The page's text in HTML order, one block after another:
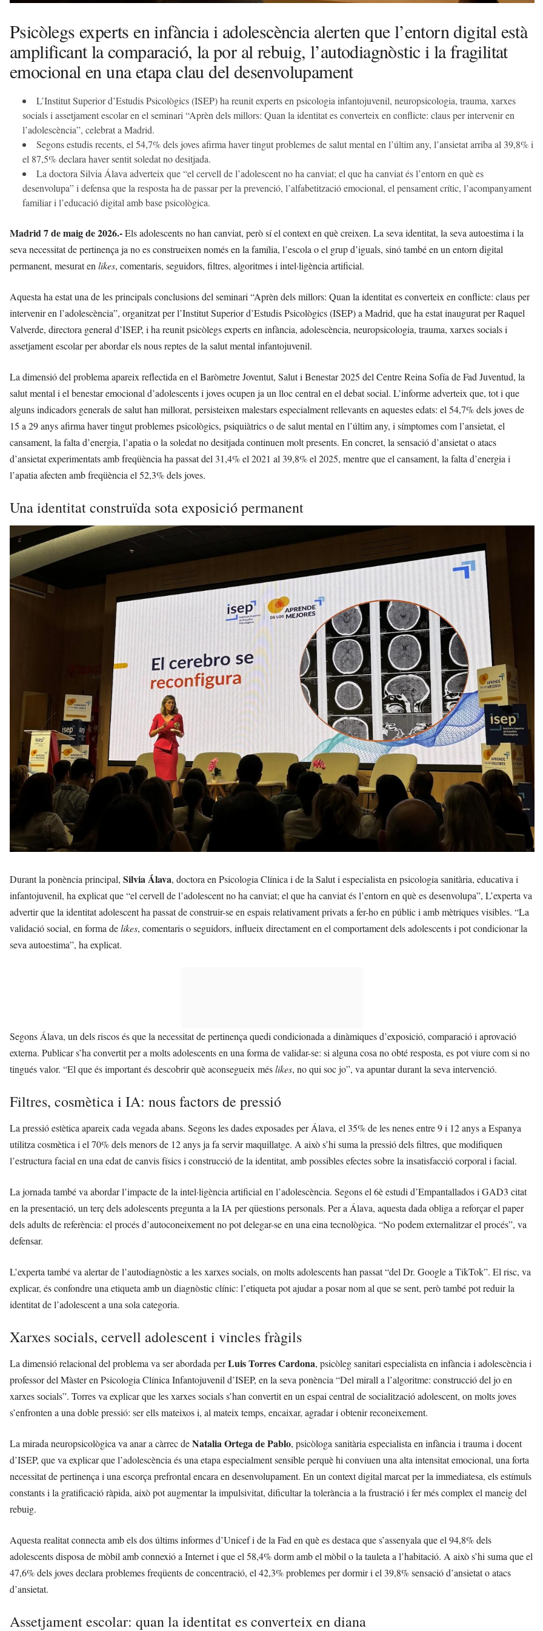
Psicòlegs experts en infància i adolescència alerten que l’entorn digital està
amplificant la comparació, la por al rebuig, l’autodiagnòstic i la fragilitat
emocional en una etapa clau del desenvolupament
L’Institut Superior d’Estudis Psicològics (ISEP) ha reunit experts en psicologia infantojuvenil, neuropsicologia, trauma, xarxes
socials i assetjament escolar en el seminari “Aprèn dels millors: Quan la identitat es converteix en conflicte: claus per intervenir en
l’adolescència”, celebrat a Madrid.
Segons estudis recents, el 54,7% dels joves afirma haver tingut problemes de salut mental en l’últim any, l’ansietat arriba al 39,8% i
el 87,5% declara haver sentit soledat no desitjada.
La doctora Silvia Álava adverteix que “el cervell de l’adolescent no ha canviat; el que ha canviat és l’entorn en què es
desenvolupa” i defensa que la resposta ha de passar per la prevenció, l’alfabetització emocional, el pensament crític, l’acompanyament
familiar i l’educació digital amb base psicològica.
Madrid 7 de maig de 2026.-Els adolescents no han canviat, però sí el context en què creixen. La seva identitat, la seva autoestima i la
seva necessitat de pertinença ja no es construeixen només en la família, l’escola o el grup d’iguals, sinó també en un entorn digital
permanent, mesurat enlikes, comentaris, seguidors, filtres, algoritmes i intel·ligència artificial.
Aquesta ha estat una de les principals conclusions del seminari “Aprèn dels millors: Quan la identitat es converteix en conflicte: claus per
intervenir en l’adolescència”, organitzat per l’Institut Superior d’Estudis Psicològics (ISEP) a Madrid, que ha estat inaugurat per Raquel
Valverde, directora general d’ISEP, i ha reunit psicòlegs experts en infància, adolescència, neuropsicologia, trauma, xarxes socials i
assetjament escolar per abordar els nous reptes de la salut mental infantojuvenil.
La dimensió del problema apareix reflectida en el Baròmetre Joventut, Salut i Benestar 2025 del Centre Reina Sofía de Fad Juventud, la
salut mental i el benestar emocional d’adolescents i joves ocupen ja un lloc central en el debat social. L’informe adverteix que, tot i que
alguns indicadors generals de salut han millorat, persisteixen malestars especialment rellevants en aquestes edats: el 54,7% dels joves de
15 a 29 anys afirma haver tingut problemes psicològics, psiquiàtrics o de salut mental en l’últim any, i símptomes com l’ansietat, el
cansament, la falta d’energia, l’apatia o la soledat no desitjada continuen molt presents. En concret, la sensació d’ansietat o atacs
d’ansietat experimentats amb freqüència ha passat del 31,4% el 2021 al 39,8% el 2025, mentre que el cansament, la falta d’energia i
l’apatia afecten amb freqüència el 52,3% dels joves.
Una identitat construïda sota exposició permanent
Durant la ponència principal, Silvia Álava, doctora en Psicologia Clínica i de la Salut i especialista en psicologia sanitària, educativa i
infantojuvenil, ha explicat que “el cervell de l’adolescent no ha canviat; el que ha canviat és l’entorn en què es desenvolupa”, L’experta va
advertir que la identitat adolescent ha passat de construir-se en espais relativament privats a fer-ho en públic i amb mètriques visibles. “La
validació social, en forma delikes, comentaris o seguidors, influeix directament en el comportament dels adolescents i pot condicionar la
seva autoestima”, ha explicat.
Segons Álava, un dels riscos és que la necessitat de pertinença quedi condicionada a dinàmiques d’exposició, comparació i aprovació
externa. Publicar s’ha convertit per a molts adolescents en una forma de validar-se: si alguna cosa no obté resposta, es pot viure com si no
tingués valor. “El que és important és descobrir què aconsegueix méslikes, no qui soc jo”, va apuntar durant la seva intervenció.
Filtres, cosmètica i IA: nous factors de pressió
La pressió estètica apareix cada vegada abans. Segons les dades exposades per Álava, el 35% de les nenes entre 9 i 12 anys a Espanya
utilitza cosmètica i el 70% dels menors de 12 anys ja fa servir maquillatge. A això s’hi suma la pressió dels filtres, que modifiquen
l’estructura facial en una edat de canvis físics i construcció de la identitat, amb possibles efectes sobre la insatisfacció corporal i facial.
La jornada també va abordar l’impacte de la intel·ligència artificial en l’adolescència. Segons el 6è estudi d’Empantallados i GAD3 citat
en la presentació, un terç dels adolescents pregunta a la IA per qüestions personals. Per a Álava, aquesta dada obliga a reforçar el paper
dels adults de referència: el procés d’autoconeixement no pot delegar-se en una eina tecnològica. “No podem externalitzar el procés”, va
defensar.
L’experta també va alertar de l’autodiagnòstic a les xarxes socials, on molts adolescents han passat “del Dr. Google a TikTok”. El risc, va
explicar, és confondre una etiqueta amb un diagnòstic clínic: l’etiqueta pot ajudar a posar nom al que se sent, però també pot reduir la
identitat de l’adolescent a una sola categoria.
Xarxes socials, cervell adolescent i vincles fràgils
La dimensió relacional del problema va ser abordada perLuis Torres Cardona, psicòleg sanitari especialista en infància i adolescència i
professor del Màster en Psicologia Clínica Infantojuvenil d’ISEP, en la seva ponència “Del mirall a l’algoritme: construcció del jo en
xarxes socials”. Torres va explicar que les xarxes socials s’han convertit en un espai central de socialització adolescent, on molts joves
s’enfronten a una doble pressió: ser ells mateixos i, al mateix temps, encaixar, agradar i obtenir reconeixement.
La mirada neuropsicològica va anar a càrrec deNatalia Ortega de Pablo, psicòloga sanitària especialista en infància i trauma i docent
d’ISEP, que va explicar que l’adolescència és una etapa especialment sensible perquè hi conviuen una alta intensitat emocional, una forta
necessitat de pertinença i una escorça prefrontal encara en desenvolupament. En un context digital marcat per la immediatesa, els estímuls
constants i la gratificació ràpida, això pot augmentar la impulsivitat, dificultar la tolerància a la frustració i fer més complex el maneig del
rebuig.
Aquesta realitat connecta amb els dos últims informes d’Unicef i de la Fad en què es destaca que s’assenyala que el 94,8% dels
adolescents disposa de mòbil amb connexió a Internet i que el 58,4% dorm amb el mòbil o la tauleta a l’habitació. A això s’hi suma que el
47,6% dels joves declara problemes freqüents de concentració, el 42,3% problemes per dormir i el 39,8% sensació d’ansietat o atacs
d’ansietat.
Assetjament escolar: quan la identitat es converteix en diana